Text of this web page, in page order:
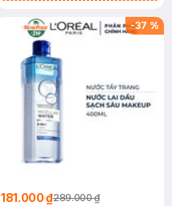
-37 %
181.000 ₫289.000 ₫